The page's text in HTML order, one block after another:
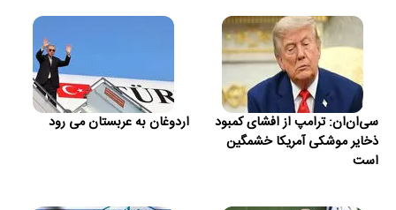
سی‌ان‌ان: ترامپ از افشای کمبود
ذخایر موشکی آمریکا خشمگین
است
اردوغان به عربستان می رود